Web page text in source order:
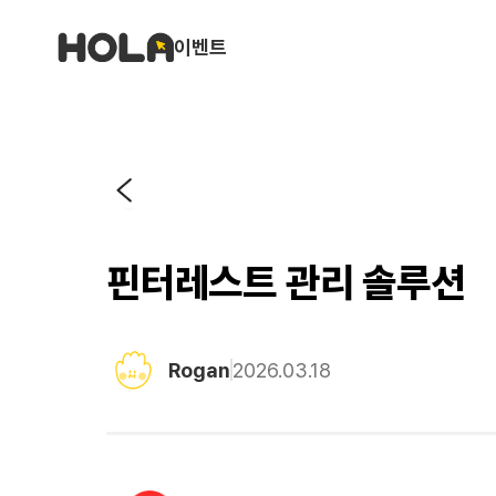
이벤트
핀터레스트 관리 솔루션
Rogan2026.03.18